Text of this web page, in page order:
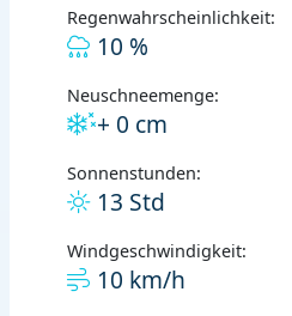
Regenwahrscheinlichkeit:
10 %
Neuschneemenge:
+ 0 cm
Sonnenstunden:
13 Std
Windgeschwindigkeit:
10 km/h